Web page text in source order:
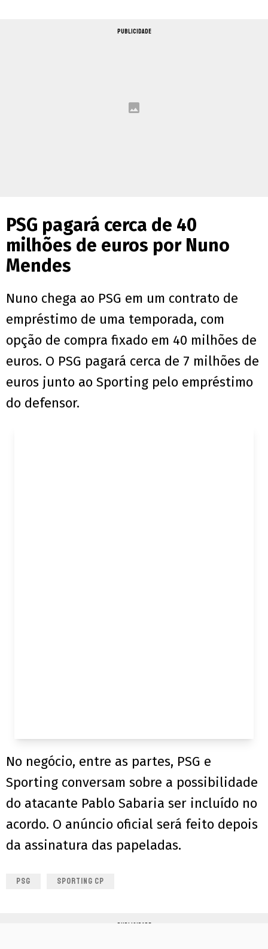
PUBLICIDADE
PSG pagará cerca de 40
milhões de euros por Nuno
Mendes
Nuno chega ao PSG em um contrato de
empréstimo de uma temporada, com
opção de compra fixado em 40 milhões de
euros. O PSG pagará cerca de 7 milhões de
euros junto ao Sporting pelo empréstimo
do defensor.
No negócio, entre as partes, PSG e
Sporting conversam sobre a possibilidade
do atacante Pablo Sabaria ser incluído no
acordo. O anúncio oficial será feito depois
da assinatura das papeladas.
PSG SPORTING CP
PUBLICIDADE